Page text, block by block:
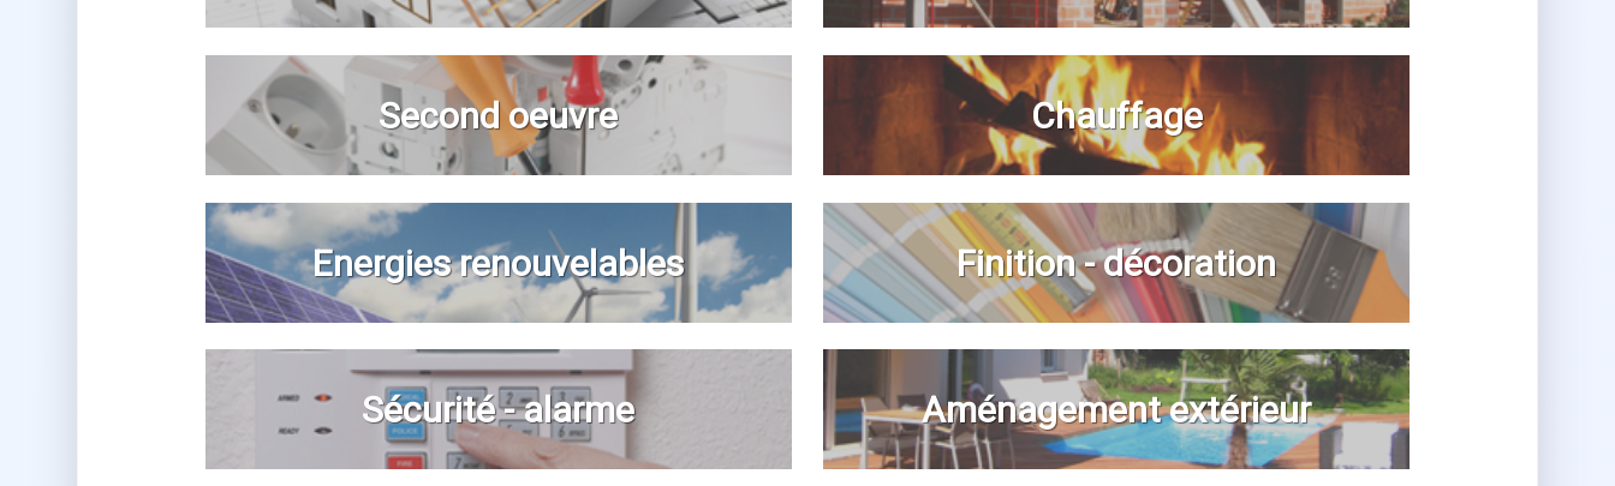
Second oeuvre Chauffage
Energies renouvelables Finition - décoration
Sécurité - alarme Aménagement extérieur